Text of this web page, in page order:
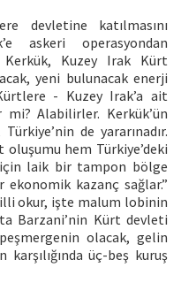
devletine katılmasını
askeri operasyondan
Kerkük, Kuzey Irak Kürt
yeni bulunacak enerji
- Kuzey Irak’a ait
Alabilirler. Kerkük’ün
de yararınadır.
hem Türkiye’deki
laik bir tampon bölge
ekonomik kazanç sağlar.”
okur, işte malum lobinin
Barzani’nin Kürt devleti
olacak, gelin
üç-beş kuruş